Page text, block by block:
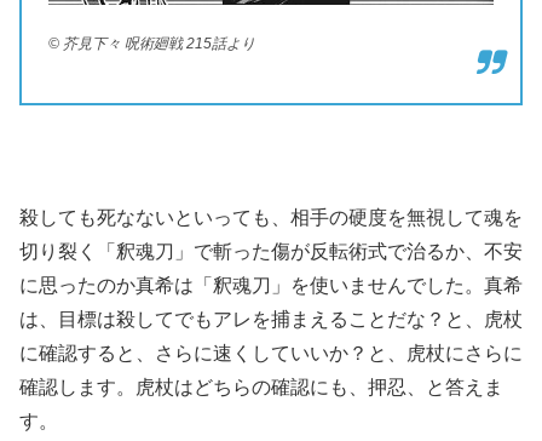
© 芥見下々 呪術廻戦 215話より
殺しても死なないといっても、相手の硬度を無視して魂を
切り裂く「釈魂刀」で斬った傷が反転術式で治るか、不安
に思ったのか真希は「釈魂刀」を使いませんでした。真希
は、目標は殺してでもアレを捕まえることだな？と、虎杖
に確認すると、さらに速くしていいか？と、虎杖にさらに
確認します。虎杖はどちらの確認にも、押忍、と答えま
す。